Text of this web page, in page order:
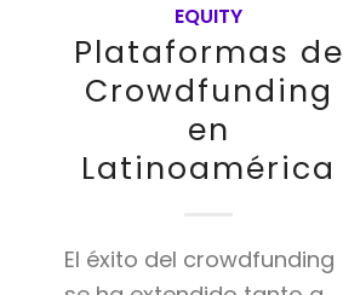
EQUITY
Plataformas de
Crowdfunding
en
Latinoamérica
El éxito del crowdfunding